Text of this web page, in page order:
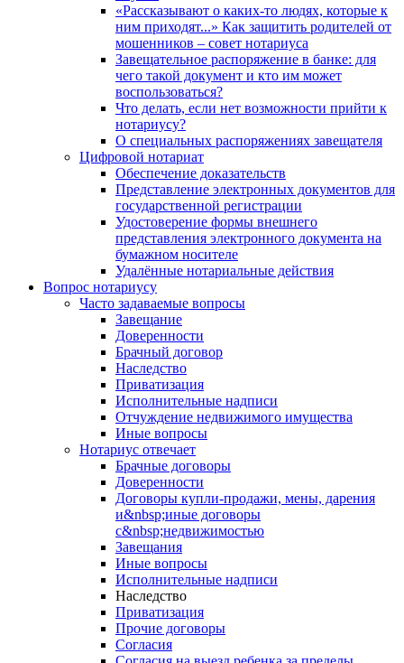
«Рассказывают о каких-то людях, которые к
ним приходят...» Как защитить родителей от
мошенников – совет нотариуса
Завещательное распоряжение в банке: для
чего такой документ и кто им может
воспользоваться?
Что делать, если нет возможности прийти к
нотариусу?
О специальных распоряжениях завещателя
Цифровой нотариат
Обеспечение доказательств
Представление электронных документов для
государственной регистрации
Удостоверение формы внешнего
представления электронного документа на
бумажном носителе
Удалённые нотариальные действия
Вопрос нотариусу
Часто задаваемые вопросы
Завещание
Доверенности
Брачный договор
Наследство
Приватизация
Исполнительные надписи
Отчуждение недвижимого имущества
Иные вопросы
Нотариус отвечает
Брачные договоры
Доверенности
Договоры купли-продажи, мены, дарения
и&nbsp;иные договоры
с&nbsp;недвижимостью
Завещания
Иные вопросы
Исполнительные надписи
Наследство
Приватизация
Прочие договоры
Согласия